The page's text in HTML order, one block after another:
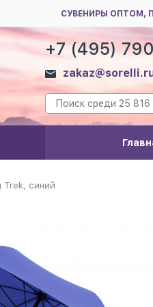
СУВЕНИРЫ ОПТОМ,
+7 (495)
Trek, синий